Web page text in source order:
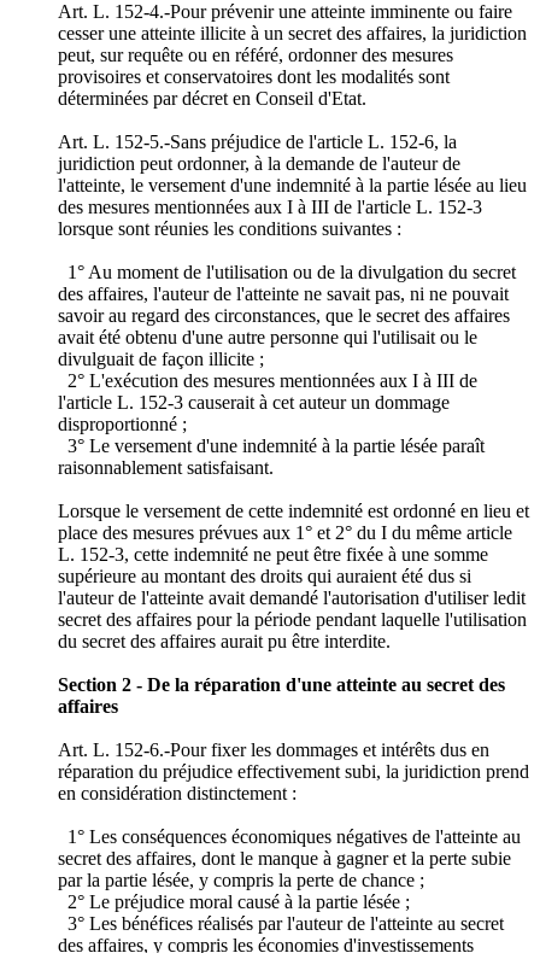
Art. L. 152-4.-Pour prévenir une atteinte imminente ou faire
cesser une atteinte illicite à un secret des affaires, la juridiction
peut, sur requête ou en référé, ordonner des mesures
provisoires et conservatoires dont les modalités sont
déterminées par décret en Conseil d'Etat.
Art. L. 152-5.-Sans préjudice de l'article L. 152-6, la
juridiction peut ordonner, à la demande de l'auteur de
l'atteinte, le versement d'une indemnité à la partie lésée au lieu
des mesures mentionnées aux I à III de l'article L. 152-3
lorsque sont réunies les conditions suivantes :
1° Au moment de l'utilisation ou de la divulgation du secret
des affaires, l'auteur de l'atteinte ne savait pas, ni ne pouvait
savoir au regard des circonstances, que le secret des affaires
avait été obtenu d'une autre personne qui l'utilisait ou le
divulguait de façon illicite ;
2° L'exécution des mesures mentionnées aux I à III de
l'article L. 152-3 causerait à cet auteur un dommage
disproportionné ;
3° Le versement d'une indemnité à la partie lésée paraît
raisonnablement satisfaisant.
Lorsque le versement de cette indemnité est ordonné en lieu et
place des mesures prévues aux 1° et 2° du I du même article
L. 152-3, cette indemnité ne peut être fixée à une somme
supérieure au montant des droits qui auraient été dus si
l'auteur de l'atteinte avait demandé l'autorisation d'utiliser ledit
secret des affaires pour la période pendant laquelle l'utilisation
du secret des affaires aurait pu être interdite.
Section 2 - De la réparation d'une atteinte au secret des
affaires
Art. L. 152-6.-Pour fixer les dommages et intérêts dus en
réparation du préjudice effectivement subi, la juridiction prend
en considération distinctement :
1° Les conséquences économiques négatives de l'atteinte au
secret des affaires, dont le manque à gagner et la perte subie
par la partie lésée, y compris la perte de chance ;
2° Le préjudice moral causé à la partie lésée ;
3° Les bénéfices réalisés par l'auteur de l'atteinte au secret
des affaires, y compris les économies d'investissements